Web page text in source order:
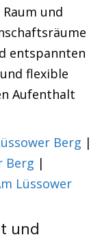
und
entspannten
flexible
Aufenthalt
Berg |
Berg |
Lüssower
und